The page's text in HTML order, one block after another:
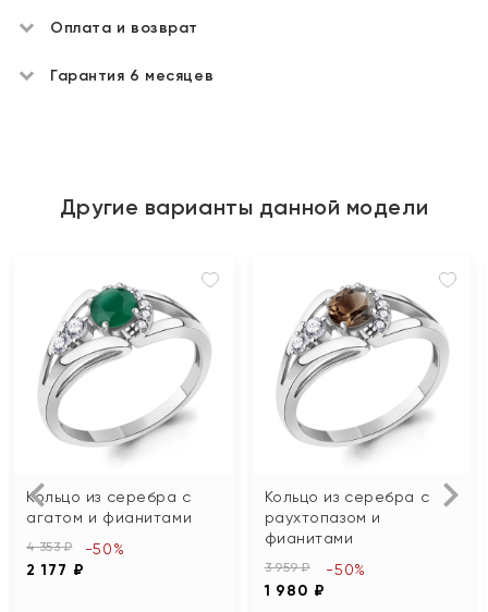
Оплата и возврат
Гарантия 6 месяцев
Другие варианты данной модели
Кольцо из серебра с
агатом и фианитами
4 353 ₽
2 177 ₽
-50%
Кольцо из серебра с
раухтопазом и
фианитами
3 959 ₽
1 980 ₽
-50%